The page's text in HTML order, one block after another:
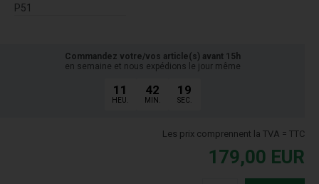
P51
Commandez votre/vos article(s) avant 15h
en semaine et nous expédions le jour même
11
HEU.
42
MIN.
19
SEC.
Les prix comprennent la TVA = TTC
179,00 EUR